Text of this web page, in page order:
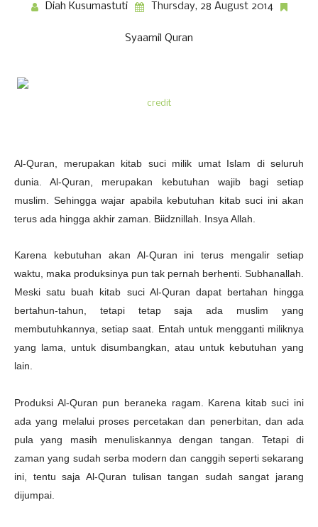
Diah Kusumastuti Thursday, 28 August 2014
Syaamil Quran
credit
Al-Quran, merupakan kitab suci milik umat Islam di seluruh
dunia. Al-Quran, merupakan kebutuhan wajib bagi setiap
muslim. Sehingga wajar apabila kebutuhan kitab suci ini akan
terus ada hingga akhir zaman. Biidznillah. Insya Allah.
Karena kebutuhan akan Al-Quran ini terus mengalir setiap
waktu, maka produksinya pun tak pernah berhenti. Subhanallah.
Meski satu buah kitab suci Al-Quran dapat bertahan hingga
bertahun-tahun, tetapi tetap saja ada muslim yang
membutuhkannya, setiap saat. Entah untuk mengganti miliknya
yang lama, untuk disumbangkan, atau untuk kebutuhan yang
lain.
Produksi Al-Quran pun beraneka ragam. Karena kitab suci ini
ada yang melalui proses percetakan dan penerbitan, dan ada
pula yang masih menuliskannya dengan tangan. Tetapi di
zaman yang sudah serba modern dan canggih seperti sekarang
ini, tentu saja Al-Quran tulisan tangan sudah sangat jarang
dijumpai.